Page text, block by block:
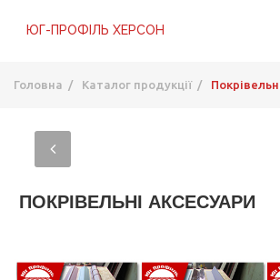
Головна / Каталог продукції /
ПОКРІВЕЛЬНІ АКСЕСУАРИ